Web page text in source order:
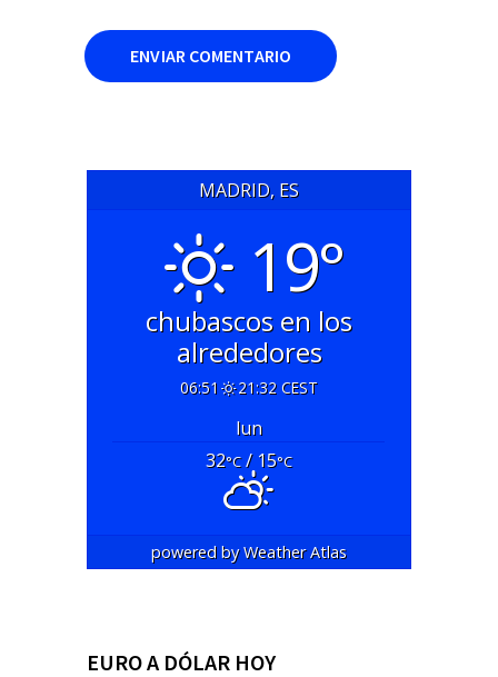
MADRID, ES
19°
chubascos en los
alrededores
06:51 21:32 CEST
lun
32°C/ 15°C
powered byWeather Atlas
EURO A DÓLAR HOY